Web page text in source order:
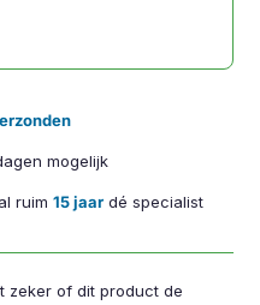
mogelijk
ruim15 jaar dé specialist
zeker of dit product de